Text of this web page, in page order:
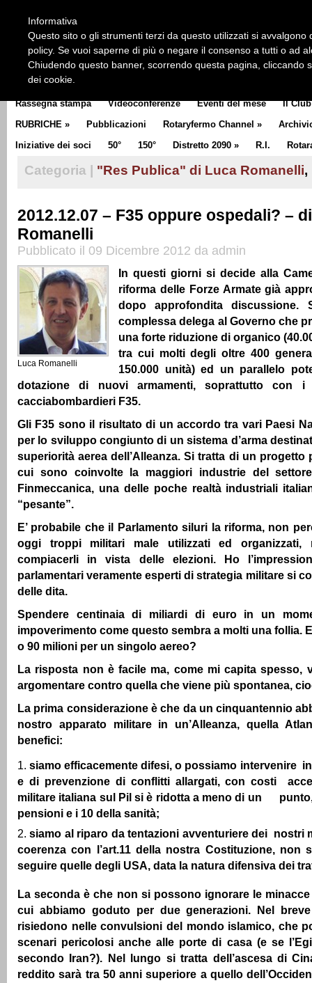
CLUB COMMUNICATOR
Rassegna stampa Videoconferenze Eventi del mese Il Club
RUBRICHE » Pubblicazioni Rotaryfermo Channel »
Iniziative dei soci
50° 150° Distretto 2090 » R.I.
Categoria | "Res Publica" di Luca Romanelli,
2012.12.07 – F35 oppure ospedali? –
Romanelli
Pubblicato il 09 Dicembre 2012 da admin
Luca Romanelli
In questi giorni si decide alla
riforma delle Forze Armate già
dopo approfondita
complessa delega al Governo che
una forte riduzione di organico
tra cui molti degli oltre 400
150.000 unità) ed un parallelo
dotazione di nuovi armamenti, soprattutto con i
cacciabombardieri F35.
Gli F35 sono il risultato di un accordo tra vari Paesi
per lo sviluppo congiunto di un sistema d’arma
superiorità aerea dell’Alleanza. Si tratta di un progetto
cui sono coinvolte la maggiori industrie del
Finmeccanica, una delle poche realtà industriali
“pesante”.
E’ probabile che il Parlamento siluri la riforma, non
oggi troppi militari male utilizzati ed organizzati,
compiacerli in vista delle elezioni. Ho
parlamentari veramente esperti di strategia militare si
delle dita.
Spendere centinaia di miliardi di euro in un
impoverimento come questo sembra a molti una follia.
o 90 milioni per un singolo aereo?
La risposta non è facile ma, come mi capita spesso,
argomentare contro quella che viene più spontanea,
La prima considerazione è che da un cinquantennio
nostro apparato militare in un’Alleanza, quella
benefici:
siamo efficacemente difesi, o possiamo intervenire
e di prevenzione di conflitti allargati, con costi
militare italiana sul Pil si è ridotta a meno di un
pensioni e i 10 della sanità;
siamo al riparo da tentazioni avventuriere dei nostri
coerenza con l’art.11 della nostra Costituzione, non
seguire quelle degli USA, data la natura difensiva dei
La seconda è che non si possono ignorare le
cui abbiamo goduto per due generazioni. Nel
risiedono nelle convulsioni del mondo islamico, che
scenari pericolosi anche alle porte di casa (e se
secondo Iran?). Nel lungo si tratta dell’ascesa di
reddito sarà tra 50 anni superiore a quello
Informativa
Questo sito o gli strumenti terzi da questo utilizzati si
policy. Se vuoi saperne di più o negare il consenso a tutti o ad
Chiudendo questo banner, scorrendo questa pagina, cliccando
dei cookie.